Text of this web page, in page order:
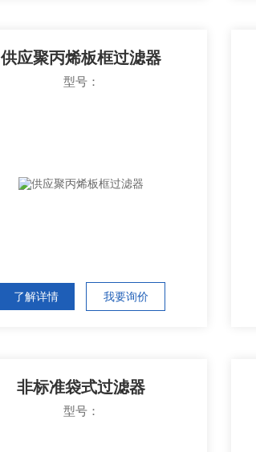
供应聚丙烯板框过滤器
型号：
了解详情 我要询价
非标准袋式过滤器
型号：